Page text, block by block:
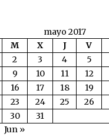
mayo 2017
M X J V
2 3 4 5
9 10 11 12
16 17 18 19
23 24 25 26
30
31
Jun »